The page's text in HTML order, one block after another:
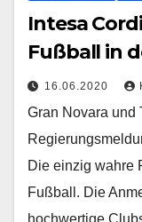
Intesa
Fußball in
16.06.2020
Gran Novara und
Die einzig wahre
Fußball. Die
hochwertige